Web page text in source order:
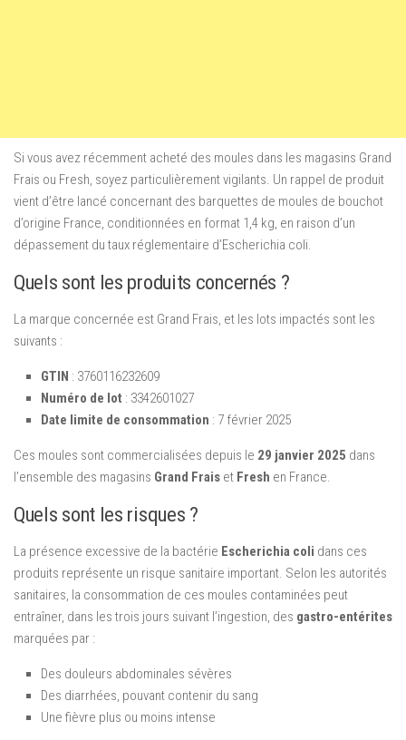
Si vous avez récemment acheté des moules dans les magasins Grand
Frais ou Fresh, soyez particulièrement vigilants. Un rappel de produit
vient d’être lancé concernant des barquettes de moules de bouchot
d’origine France, conditionnées en format 1,4 kg, en raison d’un
dépassement du taux réglementaire d’Escherichia coli.
Quels sont les produits concernés ?
La marque concernée est Grand Frais, et les lots impactés sont les
suivants :
GTIN : 3760116232609
Numéro de lot : 3342601027
Date limite de consommation : 7 février 2025
Ces moules sont commercialisées depuis le 29 janvier 2025 dans
l’ensemble des magasins Grand Frais et Fresh en France.
Quels sont les risques ?
La présence excessive de la bactérie Escherichia coli dans ces
produits représente un risque sanitaire important. Selon les autorités
sanitaires, la consommation de ces moules contaminées peut
entraîner, dans les trois jours suivant l’ingestion, des gastro-entérites
marquées par :
Des douleurs abdominales sévères
Des diarrhées, pouvant contenir du sang
Une fièvre plus ou moins intense